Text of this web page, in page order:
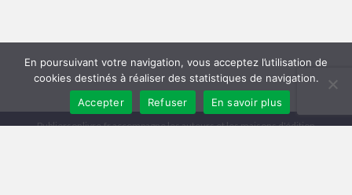
Publiersonlivre.fr accompagne les auteurs et les maisons d'édition
En poursuivant votre navigation, vous acceptez l’utilisation de
cookies destinés à réaliser des statistiques de navigation.
Accepter
Refuser En savoir plus